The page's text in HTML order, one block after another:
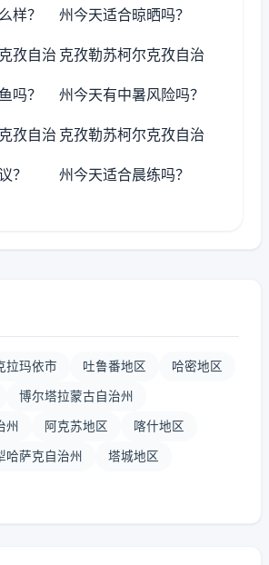
样？ 州今天适合晾晒吗？
孜自治
吗？
克孜勒苏柯尔克孜自治
州今天有中暑风险吗？
孜自治
？
克孜勒苏柯尔克孜自治
州今天适合晨练吗？
拉玛依市 吐鲁番地区 哈密地区
博尔塔拉蒙古自治州
州 阿克苏地区 喀什地区
哈萨克自治州 塔城地区